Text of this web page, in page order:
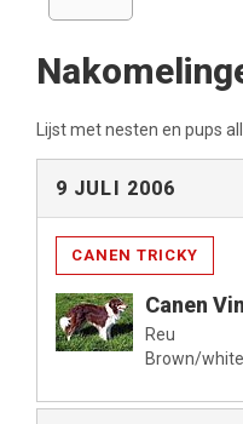
Lijst met nesten en pups
9 JULI 2006
CANEN TRICKY
Canen
Reu
Brown/